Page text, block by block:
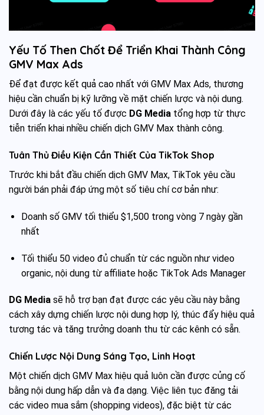
Yếu Tố Then Chốt Để Triển Khai Thành Công
GMV Max Ads
Để đạt được kết quả cao nhất với GMV Max Ads, thương
hiệu cần chuẩn bị kỹ lưỡng về mặt chiến lược và nội dung.
Dưới đây là các yếu tố được DG Media tổng hợp từ thực
tiễn triển khai nhiều chiến dịch GMV Max thành công.
Tuân Thủ Điều Kiện Cần Thiết Của TikTok Shop
Trước khi bắt đầu chiến dịch GMV Max, TikTok yêu cầu
người bán phải đáp ứng một số tiêu chí cơ bản như:
Doanh số GMV tối thiểu $1,500 trong vòng 7 ngày gần
nhất
Tối thiểu 50 video đủ chuẩn từ các nguồn như video
organic, nội dung từ affiliate hoặc TikTok Ads Manager
DG Media sẽ hỗ trợ bạn đạt được các yêu cầu này bằng
cách xây dựng chiến lược nội dung hợp lý, thúc đẩy hiệu quả
tương tác và tăng trưởng doanh thu từ các kênh có sẵn.
Chiến Lược Nội Dung Sáng Tạo, Linh Hoạt
Một chiến dịch GMV Max hiệu quả luôn cần được củng cố
bằng nội dung hấp dẫn và đa dạng. Việc liên tục đăng tải
các video mua sắm (shopping videos), đặc biệt từ các